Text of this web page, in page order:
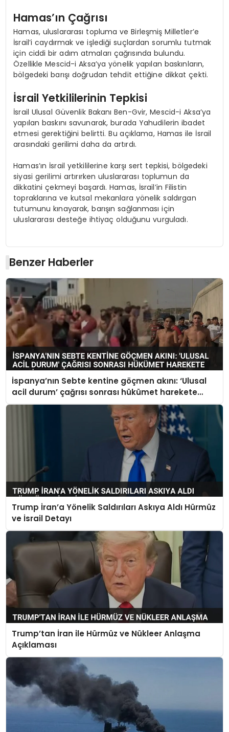
Hamas’ın Çağrısı
Hamas, uluslararası topluma ve Birleşmiş Milletler’e
İsrail’i caydırmak ve işlediği suçlardan sorumlu tutmak
için ciddi bir adım atmaları çağrısında bulundu.
Özellikle Mescid-i Aksa’ya yönelik yapılan baskınların,
bölgedeki barışı doğrudan tehdit ettiğine dikkat çekti.
İsrail Yetkililerinin Tepkisi
İsrail Ulusal Güvenlik Bakanı Ben-Gvir, Mescid-i Aksa’ya
yapılan baskını savunarak, burada Yahudilerin ibadet
etmesi gerektiğini belirtti. Bu açıklama, Hamas ile İsrail
arasındaki gerilimi daha da artırdı.
Hamas’ın İsrail yetkililerine karşı sert tepkisi, bölgedeki
siyasi gerilimi artırırken uluslararası toplumun da
dikkatini çekmeyi başardı. Hamas, İsrail’in Filistin
topraklarına ve kutsal mekanlara yönelik saldırgan
tutumunu kınayarak, barışın sağlanması için
uluslararası desteğe ihtiyaç olduğunu vurguladı.
Benzer Haberler
İspanya’nın Sebte kentine göçmen akını: ‘Ulusal
acil durum’ çağrısı sonrası hükümet harekete
geçti
Trump İran’a Yönelik Saldırıları Askıya Aldı Hürmüz
ve İsrail Detayı
Trump’tan İran ile Hürmüz ve Nükleer Anlaşma
Açıklaması